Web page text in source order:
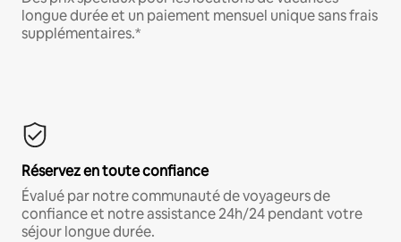
longue durée et un paiement mensuel unique sans frais
supplémentaires.*
Réservez en toute confiance
Évalué par notre communauté de voyageurs de
confiance et notre assistance 24h/24 pendant votre
séjour longue durée.